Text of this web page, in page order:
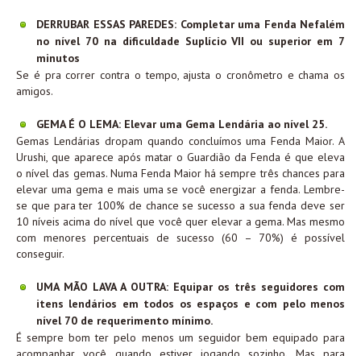
DERRUBAR ESSAS PAREDES: Completar uma Fenda Nefalém
no nível 70 na dificuldade Suplício VII ou superior em 7
minutos
Se é pra correr contra o tempo, ajusta o cronômetro e chama os
amigos.
GEMA É O LEMA: Elevar uma Gema Lendária ao nível 25.
Gemas Lendárias dropam quando concluímos uma Fenda Maior. A
Urushi, que aparece após matar o Guardião da Fenda é que eleva
o nível das gemas. Numa Fenda Maior há sempre três chances para
elevar uma gema e mais uma se você energizar a fenda. Lembre-
se que para ter 100% de chance se sucesso a sua fenda deve ser
10 níveis acima do nível que você quer elevar a gema. Mas mesmo
com menores percentuais de sucesso (60 – 70%) é possível
conseguir.
UMA MÃO LAVA A OUTRA: Equipar os três seguidores com
itens lendários em todos os espaços e com pelo menos
nível 70 de requerimento mínimo.
É sempre bom ter pelo menos um seguidor bem equipado para